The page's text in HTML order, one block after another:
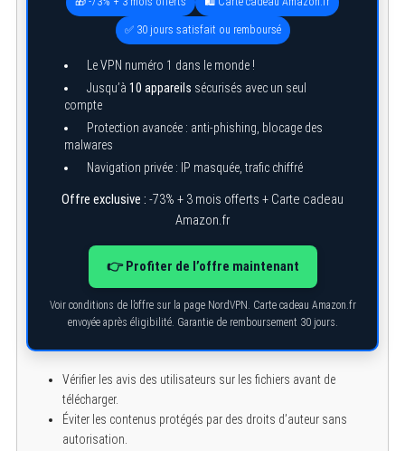
✅ 30 jours satisfait ou remboursé
Le VPN numéro 1 dans le monde !
Jusqu’à 10 appareils sécurisés avec un seul
compte
Protection avancée : anti-phishing, blocage des
malwares
Navigation privée : IP masquée, trafic chiffré
Offre exclusive : -73% + 3 mois offerts + Carte cadeau
Amazon.fr
👉 Profiter de l’offre maintenant
Voir conditions de l’offre sur la page NordVPN. Carte cadeau Amazon.fr
envoyée après éligibilité. Garantie de remboursement 30 jours.
Vérifier les avis des utilisateurs sur les fichiers avant de
télécharger.
Éviter les contenus protégés par des droits d’auteur sans
autorisation.
S